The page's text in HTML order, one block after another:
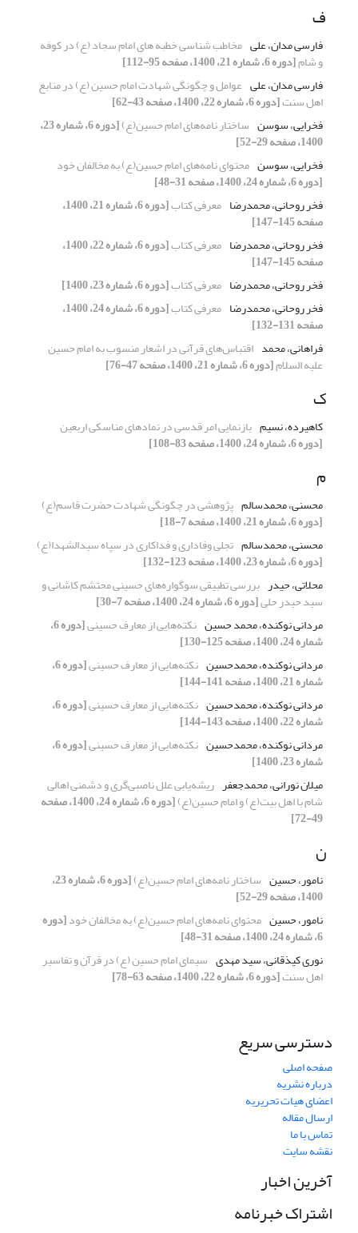
ف
فارسی مدان، علی مخاطب ‌‌شناسی خطبه‌‌ های امام سجاد (ع) در کوفه
و شام[دوره 6، شماره 21، 1400، صفحه 95-112]
فارسی مدان، علی عوامل و چگونگی شهادت امام حسین (ع) در منابع
اهل سنت[دوره 6، شماره 22، 1400، صفحه 43-62]
فخرایی، سوسن ساختار نامه‌های امام حسین(ع) [دوره 6، شماره 23،
1400، صفحه 29-52]
فخرایی، سوسن محتوای نامه‌های امام حسین(ع) به مخالفان خود
[دوره 6، شماره 24، 1400، صفحه 31-48]
فخر روحانی، محمدرضا معرفی کتاب [دوره 6، شماره 21، 1400،
صفحه 145-147]
فخر روحانی، محمدرضا معرفی کتاب [دوره 6، شماره 22، 1400،
صفحه 145-147]
فخر روحانی، محمدرضا معرفی کتاب[دوره 6، شماره 23، 1400]
فخر روحانی، محمدرضا معرفی کتاب [دوره 6، شماره 24، 1400،
صفحه 131-132]
فراهانی، محمد اقتباس‌های قرآنی در اشعار منسوب به امام حسین
علیه السلام[دوره 6، شماره 21، 1400، صفحه 47-76]
ک
کاهیرده، نسیم بازنمایی امر قدسی در نمادهای مناسکی اربعین
[دوره 6، شماره 24، 1400، صفحه 83-108]
م
محسنی، محمدسالم پژوهشی در چگونگی شهادت حضرت قاسم(ع)
[دوره 6، شماره 21، 1400، صفحه 7-18]
محسنی، محمدسالم تجلی وفاداری و فداکاری در سپاه سیدالشهدا(ع)
[دوره 6، شماره 23، 1400، صفحه 123-132]
محلاتی، حیدر بررسی تطبیقی سوگواره‌های حسینی محتشم کاشانی و
سید حیدر حلی[دوره 6، شماره 24، 1400، صفحه 7-30]
مردانی نوکنده، محمد حسین نکته‌هایی از معارف حسینی [دوره 6،
شماره 24، 1400، صفحه 125-130]
مردانی نوکنده، محمدحسین نکته‌هایی از معارف حسینی [دوره 6،
شماره 21، 1400، صفحه 141-144]
مردانی نوکنده، محمدحسین نکته‌هایی از معارف حسینی [دوره 6،
شماره 22، 1400، صفحه 143-144]
مردانی نوکنده، محمدحسین نکته‌هایی از معارف حسینی [دوره 6،
شماره 23، 1400]
میلان نورانی، محمدجعفر ریشه‌یابی علل ناصبی‌گری و دشمنی اهالی
شام با اهل بیت(ع) و امام حسین(ع) [دوره 6، شماره 24، 1400، صفحه
49-72]
ن
نامور، حسین ساختار نامه‌های امام حسین(ع) [دوره 6، شماره 23،
1400، صفحه 29-52]
نامور، حسین محتوای نامه‌های امام حسین(ع) به مخالفان خود[دوره
6، شماره 24، 1400، صفحه 31-48]
نوری کیذقانی، سید مهدی سیمای امام حسین (ع) در قرآن و تفاسیر
اهل سنت[دوره 6، شماره 22، 1400، صفحه 63-78]
دسترسی سریع
صفحه اصلی
درباره نشریه
اعضای هیات تحریریه
ارسال مقاله
تماس با ما
نقشه سایت
آخرین اخبار
اشتراک خبرنامه